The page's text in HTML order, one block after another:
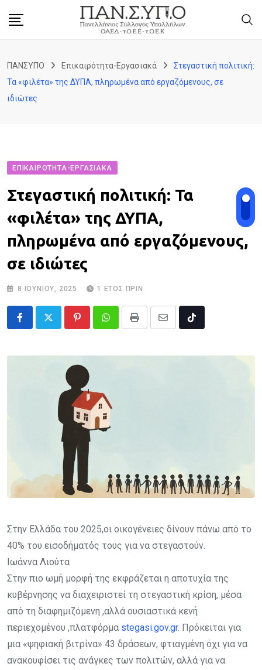
ΠΑΝΣΥΠΟ Επικαιρότητα-Εργασιακά
Στεγαστική πολιτική:
Τα «φιλέτα» της ΔΥΠΑ, πληρωμένα από εργαζόμενους, σε
ιδιώτες
ΕΠΙΚΑΙΡΌΤΗΤΑ-ΕΡΓΑΣΙΑΚΆ
Στεγαστική πολιτική: Τα
«φιλέτα» της ΔΥΠΑ,
πληρωμένα από εργαζόμενους,
σε ιδιώτες
8 ΙΟΥΝΊΟΥ, 2025 1 ΈΤΟΣ ΠΡΙΝ
PinterestWhatsappPrint
Share
Email
Tiktok
Στην Ελλάδα του 2025,οι οικογένειες δίνουν πάνω από το
40% του εισοδήματός τους για να στεγαστούν.
Ιωάννα Λιούτα
Στην πιο ωμή μορφή της εκφράζεται η αποτυχία της
κυβέρνησης να διαχειριστεί τη στεγαστική κρίση, μέσα
από τη διαφημιζόμενη ,αλλά ουσιαστικά κενή
περιεχομένου ,πλατφόρμα stegasi.gov.gr. Πρόκειται για
μια «ψηφιακή βιτρίνα» 43 δράσεων, φτιαγμένη όχι για να
ανακουφίσει τις ανάγκες των πολιτών, αλλά για να